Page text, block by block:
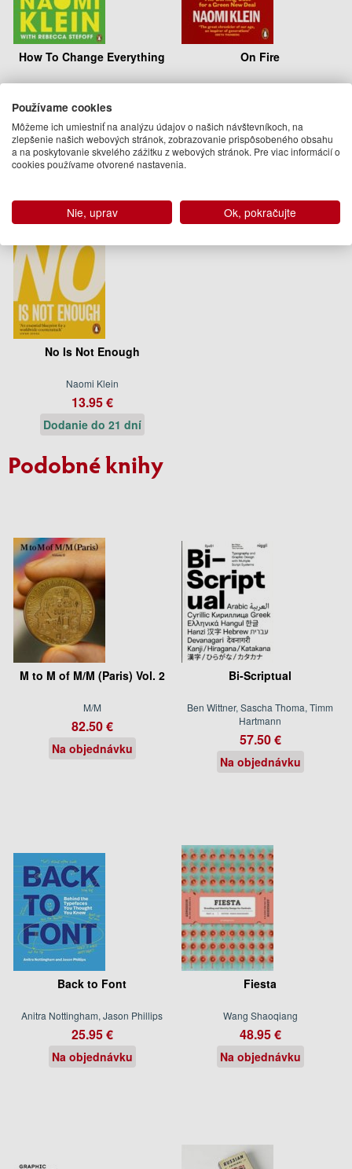
How To Change Everything
11.95 €
Na sklade
On Fire
Na objednávku
No Is Not Enough
Naomi Klein
13.95 €
Dodanie do 21 dní
Podobné knihy
M to M of M/M (Paris) Vol. 2
M/M
82.50 €
Na objednávku
Bi-Scriptual
Ben Wittner, Sascha Thoma, Timm
Hartmann
57.50 €
Na objednávku
Back to Font
Anitra Nottingham, Jason Phillips
25.95 €
Na objednávku
Fiesta
Wang Shaoqiang
48.95 €
Na objednávku
Používame cookies
Môžeme ich umiestniť na analýzu údajov o našich návštevníkoch, na
zlepšenie našich webových stránok, zobrazovanie prispôsobeného obsahu
a na poskytovanie skvelého zážitku z webových stránok. Pre viac informácií o
cookies používame otvorené nastavenia.
Nie, uprav Ok, pokračujte